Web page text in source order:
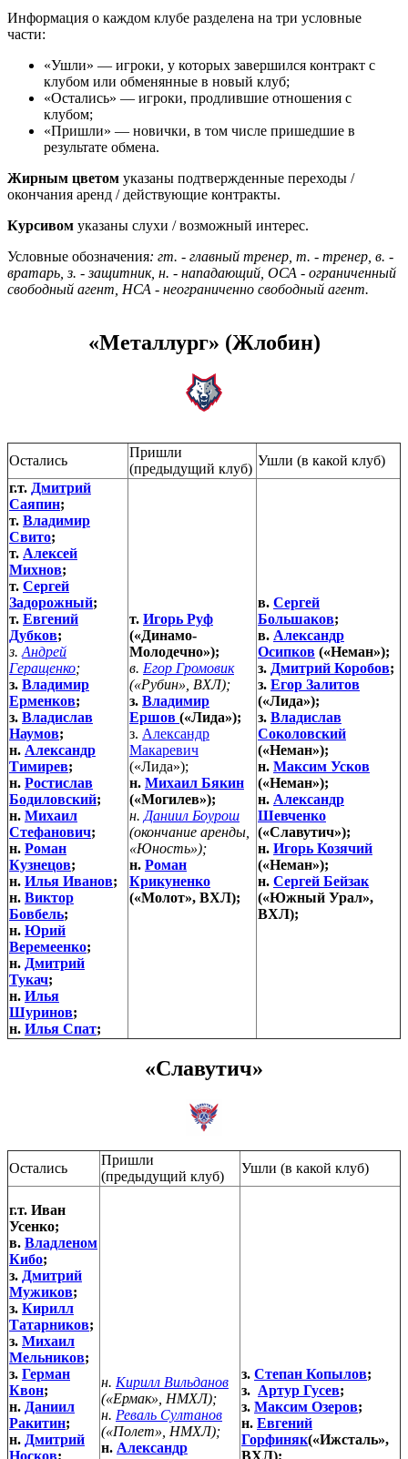
Информация о каждом клубе разделена на три условные
части:
«Ушли» — игроки, у которых завершился контракт с
клубом или обменянные в новый клуб;
«Остались» — игроки, продлившие отношения с
клубом;
«Пришли» — новички, в том числе пришедшие в
результате обмена.
Жирным цветом указаны подтвержденные переходы /
окончания аренд / действующие контракты.
Курсивом указаны слухи / возможный интерес.
Условные обозначения: гт. - главный тренер, т. - тренер, в. -
вратарь, з. - защитник, н. - нападающий, ОСА - ограниченный
свободный агент, НСА - неограниченно свободный агент.
«Металлург» (Жлобин)
Остались
Пришли
(предыдущий клуб)
Ушли (в какой клуб)
г.т. Дмитрий
Саяпин;
т. Владимир
Свито;
т. Алексей
Михнов;
т. Сергей
Задорожный;
т. Евгений
Дубков;
з. Андрей
Геращенко;
з. Владимир
Ерменков;
з. Владислав
Наумов;
н. Александр
Тимирев;
н. Ростислав
Бодиловский;
н. Михаил
Стефанович;
н. Роман
Кузнецов;
н. Илья Иванов;
н. Виктор
Бовбель;
н. Юрий
Веремеенко;
н. Дмитрий
Тукач;
н. Илья
Шуринов;
н. Илья Спат;
т. Игорь Руф
(«Динамо-
Молодечно»);
в. Егор Громовик
(«Рубин», ВХЛ);
з. Владимир
Ершов («Лида»);
з. Александр
Макаревич
(«Лида»);
н. Михаил Бякин
(«Могилев»);
н. Даниил Боурош
(окончание аренды,
«Юность»);
н. Роман
Крикуненко
(«Молот», ВХЛ);
в. Сергей
Большаков;
в. Александр
Осипков («Неман»);
з. Дмитрий Коробов;
з. Егор Залитов
(«Лида»);
з. Владислав
Соколовский
(«Неман»);
н. Максим Усков
(«Неман»);
н. Александр
Шевченко
(«Славутич»);
н. Игорь Козячий
(«Неман»);
н. Сергей Бейзак
(«Южный Урал»,
ВХЛ);
«Славутич»
Остались
Пришли
(предыдущий клуб)
Ушли (в какой клуб)
г.т. Иван
Усенко;
в. Владленом
Кибо;
з. Дмитрий
Мужиков;
з. Кирилл
Татарников;
з. Михаил
Мельников;
з. Герман
Квон;
н. Даниил
Ракитин;
н. Дмитрий
н. Кирилл Вильданов
(«Ермак», НМХЛ);
н. Реваль Султанов
(«Полет», НМХЛ);
н. Александр
з. Степан Копылов;
з. Артур Гусев;
з. Максим Озеров;
н. Евгений
Горфиняк(«Ижсталь»,